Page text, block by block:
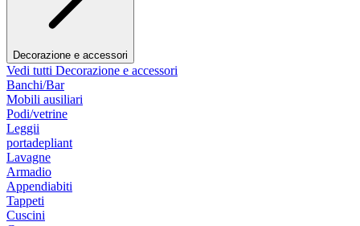
Decorazione e accessori
Vedi tutti Decorazione e accessori
Banchi/Bar
Mobili ausiliari
Podi/vetrine
Leggii
portadepliant
Lavagne
Armadio
Appendiabiti
Tappeti
Cuscini